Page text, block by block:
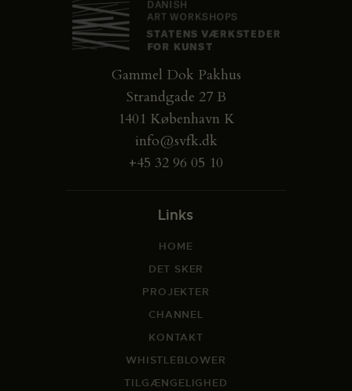
Gammel Dok Pakhus
Strandgade 27 B
1401 København K
info@svfk.dk
+45 32 96 05 10
Links
HOME
DET SKER
PROJEKTER
CHANNEL
KONTAKT
WHISTLEBLOWER
TILGÆNGELIGHED